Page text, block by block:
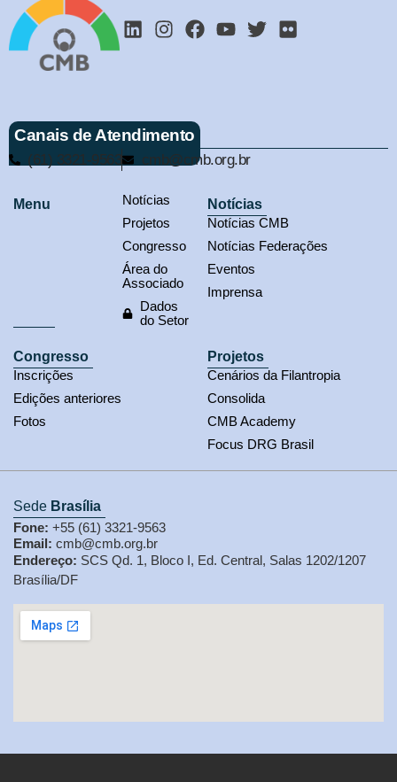
Canais de Atendimento
(61) 3321-9563 cmb@cmb.org.br
Menu
Notícias
Projetos
Congresso
Área do
Associado
Dados
do Setor
Notícias
Notícias CMB
Notícias Federações
Eventos
Imprensa
Congresso
Inscrições
Edições anteriores
Fotos
Projetos
Cenários da Filantropia
Consolida
CMB Academy
Focus DRG Brasil
Sede Brasília
Fone: +55 (61) 3321-9563
Email: cmb@cmb.org.br
Endereço: SCS Qd. 1, Bloco I, Ed. Central, Salas 1202/1207
Brasília/DF